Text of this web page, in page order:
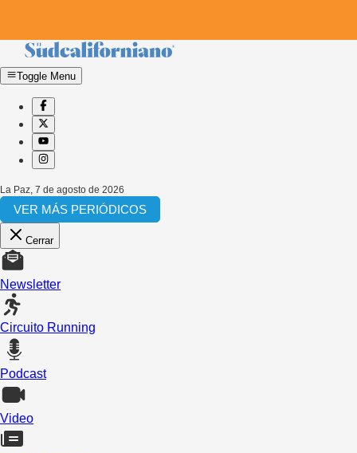
Toggle Menu
La Paz 7 de agosto de 2026
VER MÁS PERIÓDICOS
Cerrar
Newsletter
Circuito Running
Podcast
Video